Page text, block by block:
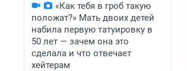
«Как тебя в гроб такую
положат?» Мать двоих детей
набила первую татуировку в
50 лет — зачем она это
сделала и что отвечает
хейтерам